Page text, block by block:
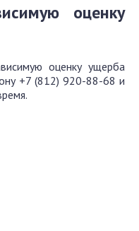
оценку
оценку ущерба
+7 (812) 920-88-68 и